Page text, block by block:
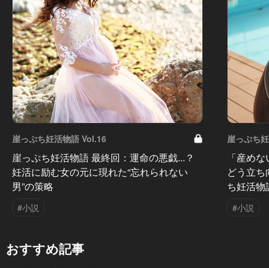
崖っぷち妊活物語 Vol.16
崖っぷち妊活物語 最終回：運命の悪戯...？
妊活に励む女の元に現れた“忘れられない
男”の策略
#小説
崖っぷち
「産め
どう立
ち妊活物
#小説
おすすめ記事